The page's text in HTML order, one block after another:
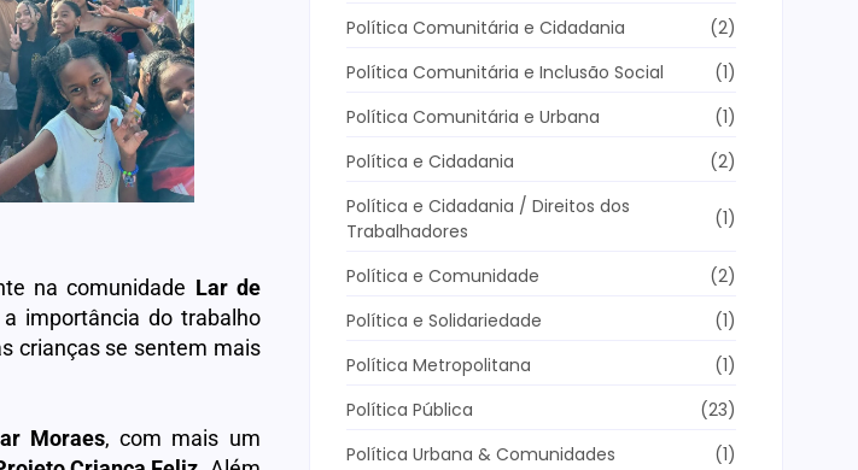
na comunidade Lar de
importância do trabalho
crianças se sentem mais
Moraes, com mais um
Política Comunitária e Cidadania
(2)
Política Comunitária e Inclusão Social
(1)
Política Comunitária e Urbana
(1)
Política e Cidadania
(2)
Política e Cidadania / Direitos dos
Trabalhadores
(1)
Política e Comunidade
(2)
Política e Solidariedade
(1)
Política Metropolitana
(1)
Política Pública
(23)
Política Urbana & Comunidades
(1)